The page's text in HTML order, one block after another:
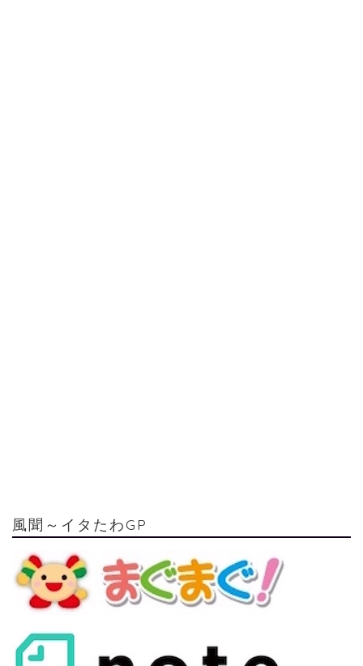
風聞～イタたわGP